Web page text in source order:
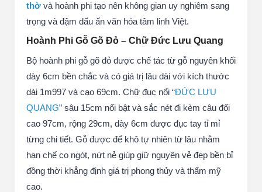
thờ và hoành phi tạo nên không gian uy nghiêm sang
trọng và đậm dấu ấn văn hóa tâm linh Việt.
Hoành Phi Gỗ Gõ Đỏ – Chữ Đức Lưu Quang
Bộ hoành phi gỗ gõ đỏ được chế tác từ gỗ nguyên khối
dày 6cm bền chắc và có giá trị lâu dài với kích thước
dài 1m997 và cao 69cm. Chữ đục nổi “ĐỨC LƯU
QUANG” sâu 15cm nổi bật và sắc nét đi kèm câu đối
cao 97cm, rộng 29cm, dày 6cm được đục tay tỉ mỉ
từng chi tiết. Gỗ được để khô tự nhiên từ lâu nhằm
hạn chế co ngót, nứt nẻ giúp giữ nguyên vẻ đẹp bền bỉ
đồng thời khẳng định giá trị phong thủy và thẩm mỹ
cao.